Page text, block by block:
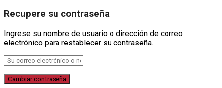
Recupere su contraseña
Ingrese su nombre de usuario o dirección de correo
electrónico para restablecer su contraseña.